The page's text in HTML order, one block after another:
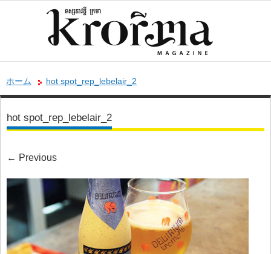
ホーム hot spot_rep_lebelair_2
hot spot_rep_lebelair_2
← Previous